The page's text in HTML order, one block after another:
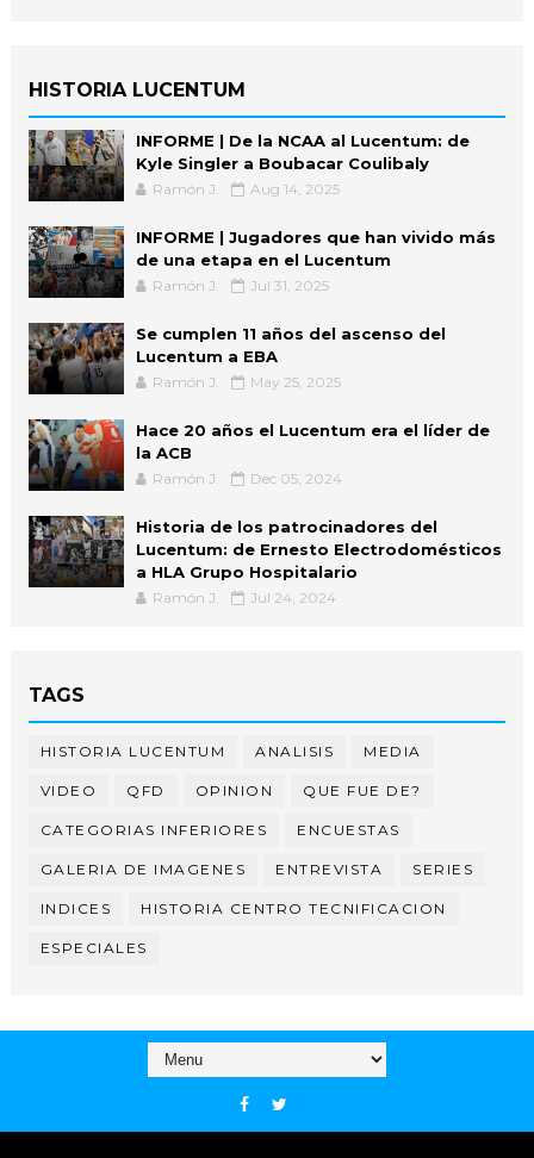
HISTORIA LUCENTUM
INFORME | De la NCAA al Lucentum: de
Kyle Singler a Boubacar Coulibaly
Ramón J. Aug 14, 2025
INFORME | Jugadores que han vivido más
de una etapa en el Lucentum
Ramón J. Jul 31, 2025
Se cumplen 11 años del ascenso del
Lucentum a EBA
Ramón J. May 25, 2025
Hace 20 años el Lucentum era el líder de
la ACB
Ramón J. Dec 05, 2024
Historia de los patrocinadores del
Lucentum: de Ernesto Electrodomésticos
a HLA Grupo Hospitalario
Ramón J. Jul 24, 2024
TAGS
HISTORIA LUCENTUM ANALISIS MEDIA
VIDEO QFD OPINION QUE FUE DE?
CATEGORIAS INFERIORES ENCUESTAS
GALERIA DE IMAGENES ENTREVISTA SERIES
INDICES HISTORIA CENTRO TECNIFICACION
ESPECIALES